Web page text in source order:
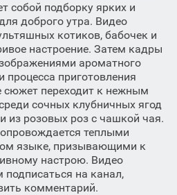
собой подборку ярких и
доброго утра. Видео
котиков, бабочек и
настроение. Затем кадры
ароматного
процесса приготовления
сюжет переходит к нежным
сочных клубничных ягод
из розовых роз с чашкой чая.
теплыми
языке, призывающими к
настрою. Видео
на канал,
комментарий.